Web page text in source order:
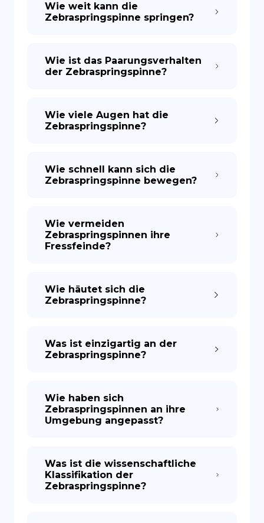
Wie weit kann die
Zebraspringspinne springen?
Wie ist das Paarungsverhalten
der Zebraspringspinne?
Wie viele Augen hat die
Zebraspringspinne?
Wie schnell kann sich die
Zebraspringspinne bewegen?
Wie vermeiden
Zebraspringspinnen ihre
Fressfeinde?
Wie häutet sich die
Zebraspringspinne?
Was ist einzigartig an der
Zebraspringspinne?
Wie haben sich
Zebraspringspinnen an ihre
Umgebung angepasst?
Was ist die wissenschaftliche
Klassifikation der
Zebraspringspinne?